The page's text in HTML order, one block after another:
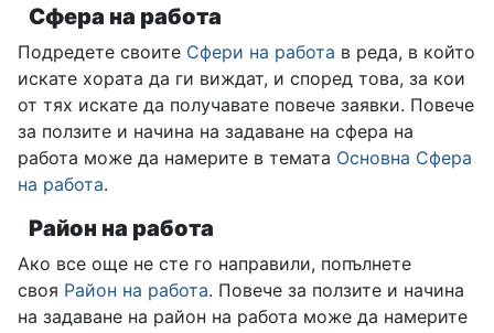
Сфера на работа
Подредете своите Сфери на работа в реда, в който
искате хората да ги виждат, и според това, за кои
от тях искате да получавате повече заявки. Повече
за ползите и начина на задаване на сфера на
работа може да намерите в темата Основна Сфера
на работа.
Район на работа
Ако все още не сте го направили, попълнете
своя Район на работа. Повече за ползите и начина
на задаване на район на работа може да намерите